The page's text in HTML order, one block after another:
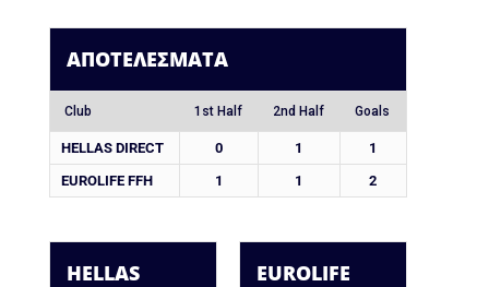
ΑΠΟΤΕΛΈΣΜΑΤΑ
Club 1st Half 2nd Half Goals
HELLAS DIRECT 0 1
1
EUROLIFE FFH
1 1 2
HELLAS
EUROLIFE